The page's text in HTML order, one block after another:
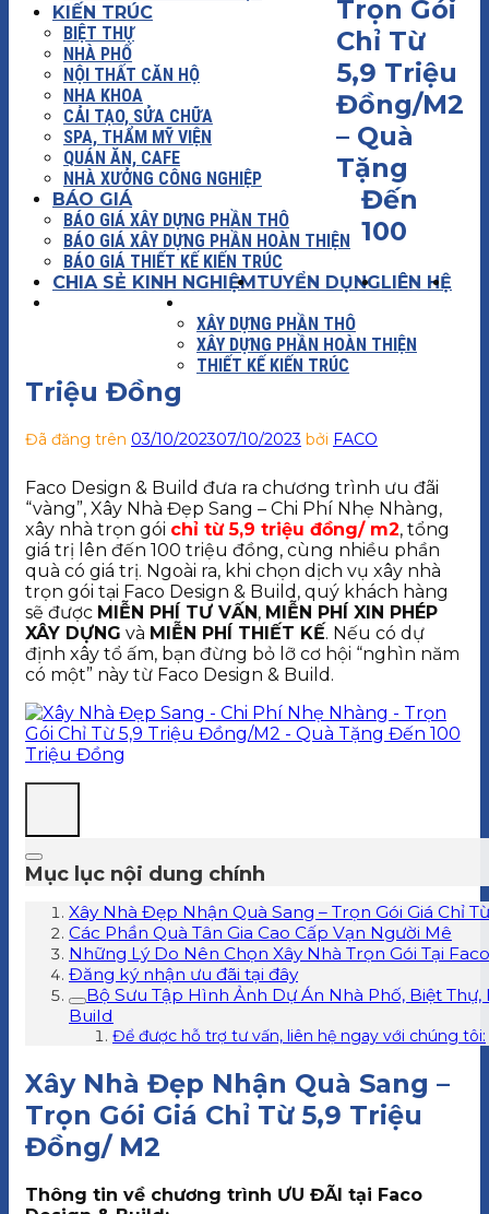
KIẾN TRÚC
BIỆT THỰ
NHÀ PHỐ
NỘI THẤT CĂN HỘ
NHA KHOA
CẢI TẠO, SỬA CHỮA
SPA, THẨM MỸ VIỆN
QUÁN ĂN, CAFE
NHÀ XƯỞNG CÔNG NGHIỆP
BÁO GIÁ
BÁO GIÁ XÂY DỰNG PHẦN THÔ
BÁO GIÁ XÂY DỰNG PHẦN HOÀN THIỆN
BÁO GIÁ THIẾT KẾ KIẾN TRÚC
CHIA SẺ KINH NGHIỆMTUYỂN DỤNGLIÊN HỆ
XÂY DỰNG PHẦN THÔ
XÂY DỰNG PHẦN HOÀN THIỆN
THIẾT KẾ KIẾN TRÚC
Trọn Gói
Chỉ Từ
5,9 Triệu
Đồng/M2
– Quà
Tặng
Đến
100
Triệu Đồng
Đã đăng trên 03/10/202307/10/2023 bởi FACO
Faco Design & Build đưa ra chương trình ưu đãi
“vàng”, Xây Nhà Đẹp Sang – Chi Phí Nhẹ Nhàng,
xây nhà trọn gói chỉ từ 5,9 triệu đồng/ m2, tổng
giá trị lên đến 100 triệu đồng, cùng nhiều phần
quà có giá trị. Ngoài ra, khi chọn dịch vụ xây nhà
trọn gói tại Faco Design & Build, quý khách hàng
sẽ được MIỄN PHÍ TƯ VẤN, MIỄN PHÍ XIN PHÉP
XÂY DỰNG và MIỄN PHÍ THIẾT KẾ. Nếu có dự
định xây tổ ấm, bạn đừng bỏ lỡ cơ hội “nghìn năm
có một” này từ Faco Design & Build.
Mục lục nội dung chính
Xây Nhà Đẹp Nhận Quà Sang – Trọn Gói Giá Chỉ
Các Phần Quà Tân Gia Cao Cấp Vạn Người Mê
Những Lý Do Nên Chọn Xây Nhà Trọn Gói Tại
Đăng ký nhận ưu đãi tại đây
Bộ Sưu Tập Hình Ảnh Dự Án Nhà Phố, Biệt
Build
Để được hỗ trợ tư vấn, liên hệ ngay với chúng tôi:
Xây Nhà Đẹp Nhận Quà Sang –
Trọn Gói Giá Chỉ Từ 5,9 Triệu
Đồng/ M2
Thông tin về chương trình ƯU ĐÃI tại Faco